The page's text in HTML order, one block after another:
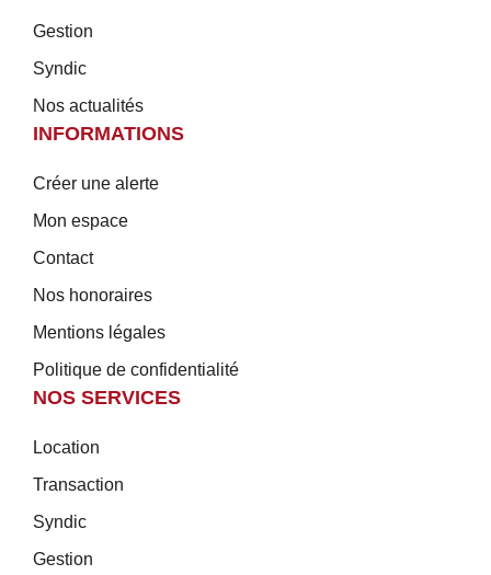
Gestion
Syndic
Nos actualités
INFORMATIONS
Créer une alerte
Mon espace
Contact
Nos honoraires
Mentions légales
Politique de confidentialité
NOS SERVICES
Location
Transaction
Syndic
Gestion